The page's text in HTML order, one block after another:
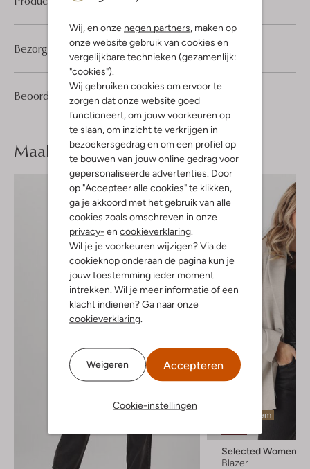
Wij, en onze negen partners , maken op
onze website gebruik van cookies en
vergelijkbare technieken (gezamenlijk:
"cookies").
Wij gebruiken cookies om ervoor te
zorgen dat onze website goed
functioneert, om jouw voorkeuren op
te slaan, om inzicht te verkrijgen in
bezoekersgedrag en om een profiel op
te bouwen van jouw online gedrag voor
gepersonaliseerde advertenties. Door
op "Accepteer alle cookies" te klikken,
ga je akkoord met het gebruik van alle
cookies zoals omschreven in onze
privacy- en cookieverklaring
Wil je je voorkeuren wijzigen? Via de
cookieknop onderaan de pagina kun je
jouw toestemming ieder moment
intrekken. Wil je meer informatie of een
klacht indienen? Ga naar onze
cookieverklaring
Weigeren Accepteren
Cookie-instellingen
Beoordelingen (1) 4
1
4
Sterren
Bezorgen & retourneren
Maak jelook compleet
Laatste item
Selected Women
Blazer